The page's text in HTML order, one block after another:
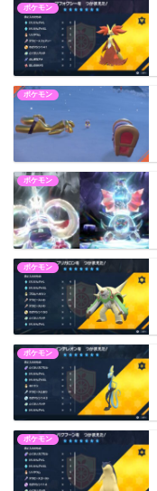
ポケモン
ポケモン
ポケモン
ポケモン
ポケモン
ポケモン